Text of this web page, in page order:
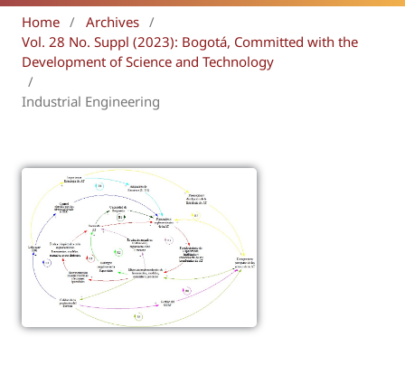
Home / Archives /
Vol. 28 No. Suppl (2023): Bogotá, Committed with the
Development of Science and Technology
/
Industrial Engineering